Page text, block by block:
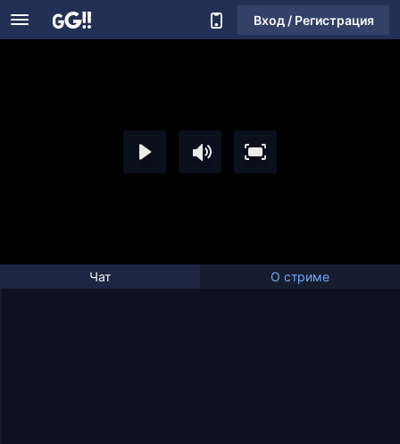
Вход / Регистрация
Чат О стриме